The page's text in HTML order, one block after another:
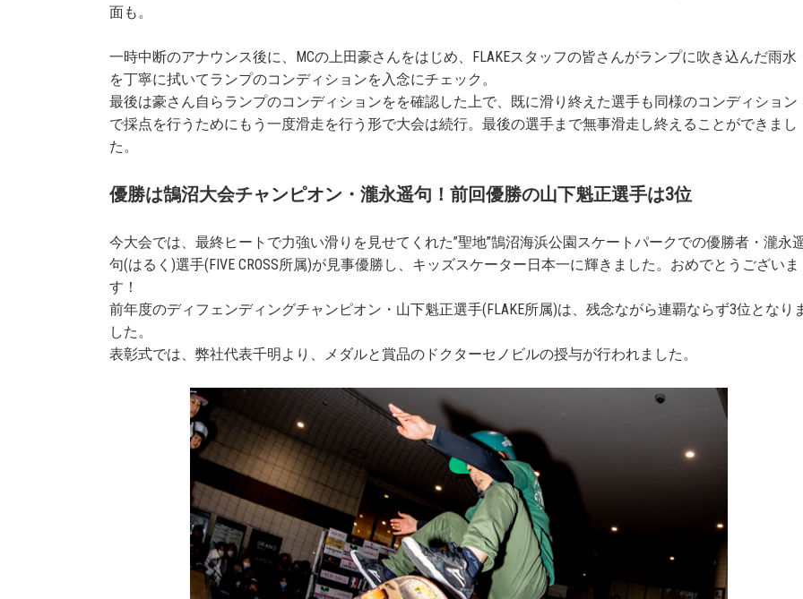
面も。
一時中断のアナウンス後に、MCの上田豪さんをはじめ、FLAKEスタッフの皆さんがランプに吹き込んだ雨水
を丁寧に拭いてランプのコンディションを入念にチェック。
最後は豪さん自らランプのコンディションをを確認した上で、既に滑り終えた選手も同様のコンディション
で採点を行うためにもう一度滑走を行う形で大会は続行。最後の選手まで無事滑走し終えることができまし
た。
優勝は鵠沼大会チャンピオン・瀧永遥句！前回優勝の山下魁正選手は3位
今大会では、最終ヒートで力強い滑りを見せてくれた”聖地”鵠沼海浜公園スケートパークでの優勝者・瀧永
句(はるく)選手(FIVE CROSS所属)が見事優勝し、キッズスケーター日本一に輝きました。おめでとうございま
す！
前年度のディフェンディングチャンピオン・山下魁正選手(FLAKE所属)は、残念ながら連覇ならず3位となり
した。
表彰式では、弊社代表千明より、メダルと賞品のドクターセノビルの授与が行われました。